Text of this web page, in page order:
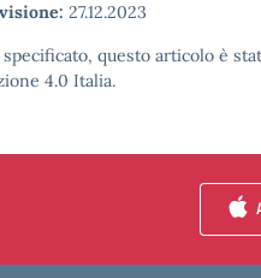
27.12.2023
questo articolo è
4.0 Italia.